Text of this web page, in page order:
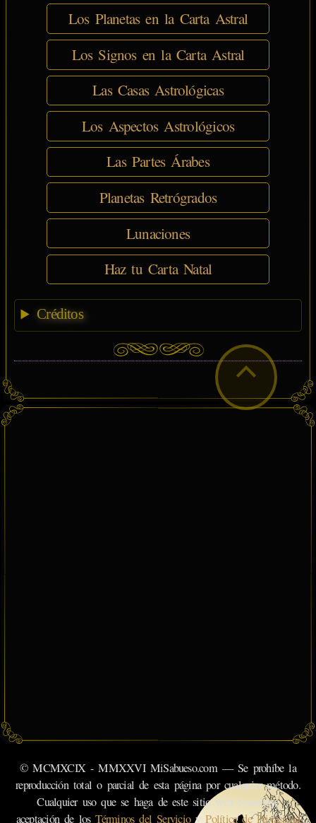
Los Planetas en la Carta Astral
Los Signos en la Carta Astral
Las Casas Astrológicas
Los Aspectos Astrológicos
Las Partes Árabes
Planetas Retrógrados
Lunaciones
Haz tu Carta Natal
Créditos
© MCMXCIX - MMXXVI MiSabueso.com — Se prohíbe la
reproducción total o parcial de esta página por cualquier método.
Cualquier uso que se haga de este sitio web constituye
aceptación de losTérminos del ServicioyPolítica de Privacidad